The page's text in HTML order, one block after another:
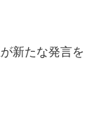
新たな発言を